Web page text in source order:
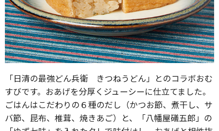
「日清の最強どん兵衛 きつねうどん」とのコラボおむ
すびです。おあげを分厚くジューシーに仕立てました。
ごはんはこだわりの６種のだし（かつお節、煮干し、サ
バ節、昆布、椎茸、焼きあご）と、「八幡屋礒五郎」の